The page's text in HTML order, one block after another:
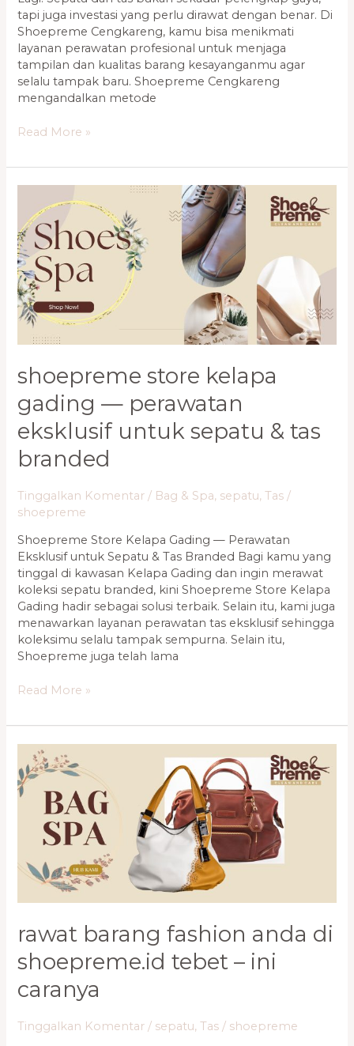
tapi juga investasi yang perlu dirawat dengan benar. Di
Shoepreme Cengkareng, kamu bisa menikmati
layanan perawatan profesional untuk menjaga
tampilan dan kualitas barang kesayanganmu agar
selalu tampak baru. Shoepreme Cengkareng
mengandalkan metode
Read More »
shoepreme store kelapa
gading — perawatan
eksklusif untuk sepatu & tas
branded
Tinggalkan Komentar / Bag & Spa, sepatu,Tas /
shoepreme
Shoepreme Store Kelapa Gading — Perawatan
Eksklusif untuk Sepatu & Tas Branded Bagi kamu yang
tinggal di kawasan Kelapa Gading dan ingin merawat
koleksi sepatu branded, kini Shoepreme Store Kelapa
Gading hadir sebagai solusi terbaik. Selain itu, kami juga
menawarkan layanan perawatan tas eksklusif sehingga
koleksimu selalu tampak sempurna. Selain itu,
Shoepreme juga telah lama
Store
Kelapa
Gading
—
Perawatan
Eksklusif
untuk
Sepatu
&
Branded
Read More »
rawat barang fashion anda di
shoepreme.id tebet – ini
caranya
Tinggalkan Komentar / sepatu,Tas / shoepreme
Rawat
Barang
Fashion
Anda
Shoepreme.ID
Tebet
–
Caranya